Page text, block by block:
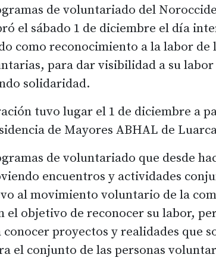
de voluntariado del
el sábado 1 de diciembre el día
como reconocimiento a la labor de
para dar visibilidad a su
solidaridad.
tuvo lugar el 1 de diciembre a
de Mayores ABHAL de
de voluntariado que desde
encuentros y actividades
al movimiento voluntario de la
el objetivo de reconocer su labor,
proyectos y realidades que
el conjunto de las personas